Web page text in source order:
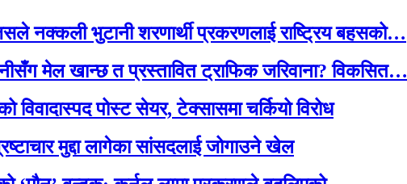
नक्कली भुटानी शरणार्थी प्रकरणलाई राष्ट्रिय बहसको…
मेल खान्छ त प्रस्तावित ट्राफिक जरिवाना? विकसित…
विवादास्पद पोस्ट सेयर, टेक्सासमा चर्कियो विरोध
मुद्दा लागेका सांसदलाई जोगाउने खेल